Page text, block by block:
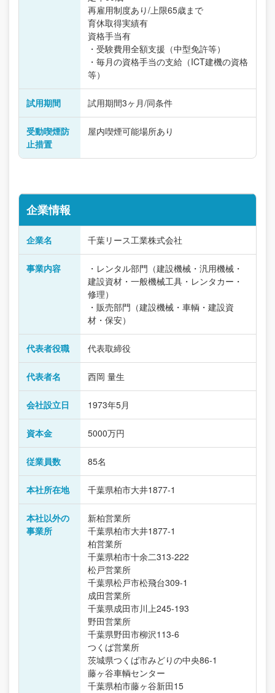
再雇用制度あり/上限65歳まで
育休取得実績有
資格手当有
・受験費用全額支援（中型免許等）
・毎月の資格手当の支給（ICT建機の資格
等）
試用期間 試用期間3ヶ月/同条件
受動喫煙防
止措置
屋内喫煙可能場所あり
企業情報
企業名 千葉リース工業株式会社
事業内容
・レンタル部門（建設機械・汎用機械・
建設資材・一般機械工具・レンタカー・
修理）
・販売部門（建設機械・車輌・建設資
材・保安）
代表者役職 代表取締役
代表者名 西岡 量生
会社設立日 1973年5月
資本金 5000万円
従業員数 85名
本社所在地 千葉県柏市大井1877-1
本社以外の
事業所
新柏営業所
千葉県柏市大井1877-1
柏営業所
千葉県柏市十余二313-222
松戸営業所
千葉県松戸市松飛台309-1
成田営業所
千葉県成田市川上245-193
野田営業所
千葉県野田市柳沢113-6
つくば営業所
茨城県つくば市みどりの中央86-1
藤ヶ谷車輌センター
千葉県柏市藤ヶ谷新田15